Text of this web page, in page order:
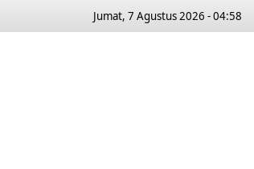
Jumat, 7 Agustus 2026 - 04:58